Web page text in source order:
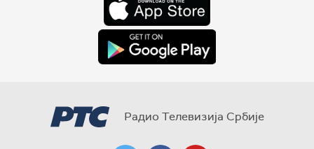
Радио Телевизија Србије